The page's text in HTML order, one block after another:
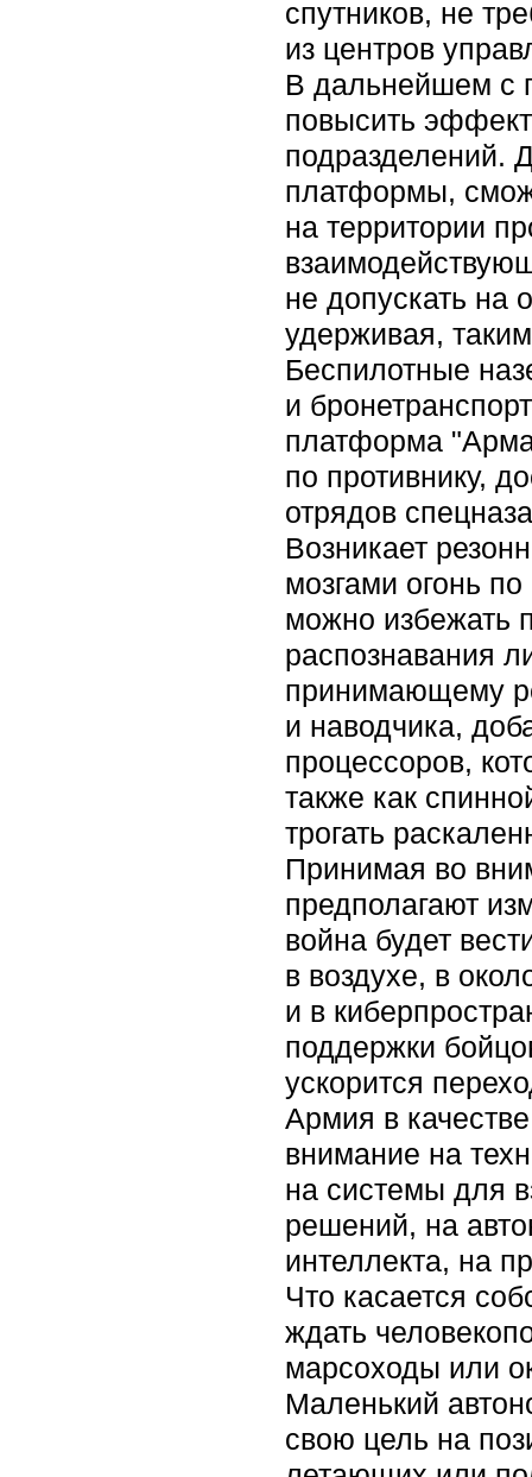
спутников, не
из центров
В дальнейшем с
повысить
подразделений.
платформы,
на территории
не допускать на
удерживая,
Беспилотные
и
платформа
по противнику,
отрядов
Возникает
мозгами огонь
можно избежать
распознавания
принимающему
и наводчика,
процессоров,
также как
трогать
Принимая во
предполагают
война будет
в воздухе, в
и в
поддержки
ускорится
Армия в
внимание на
на системы для
решений, на
интеллекта, на
Что касается
ждать
марсоходы или
Маленький
свою цель на